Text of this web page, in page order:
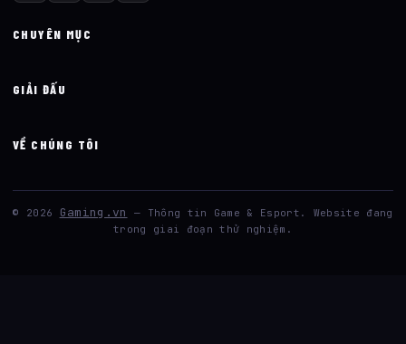
CHUYÊN MỤC
GIẢI ĐẤU
VỀ CHÚNG TÔI
© 2026 Gaming.vn
— Thông tin Game & Esport. Website đang
trong giai đoạn thử nghiệm.